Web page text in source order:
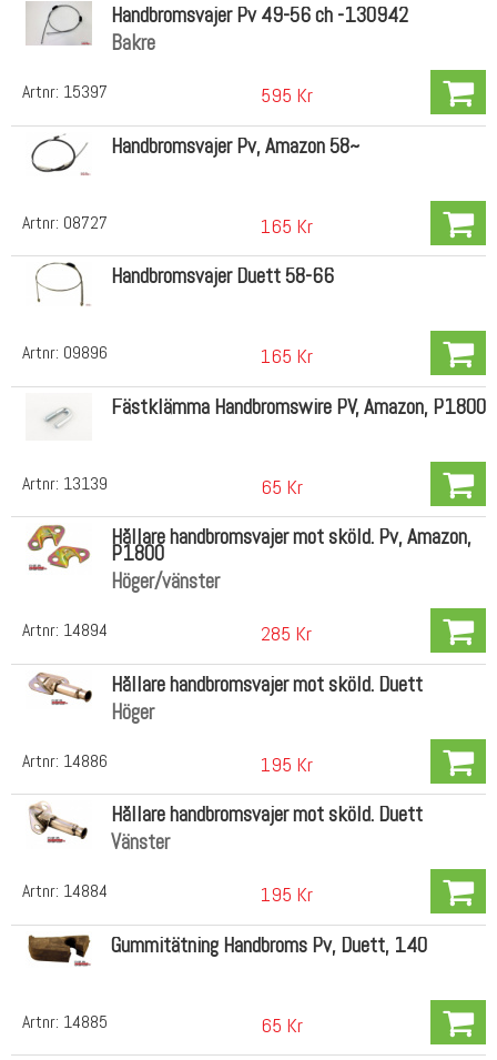
Artnr: 15397
Handbromsvajer Pv 49-56 ch -130942
Bakre
595 Kr
Artnr: 08727
Handbromsvajer Pv, Amazon 58~
165 Kr
Artnr: 09896
Handbromsvajer Duett 58-66
165 Kr
Artnr: 13139
Fästklämma Handbromswire PV, Amazon, P1800
65 Kr
Artnr: 14894
Hållare handbromsvajer mot sköld. Pv, Amazon,
P1800
Höger/vänster
285 Kr
Artnr: 14886
Hållare handbromsvajer mot sköld. Duett
Höger
195 Kr
Artnr: 14884
Hållare handbromsvajer mot sköld. Duett
Vänster
195 Kr
Artnr: 14885
Gummitätning Handbroms Pv, Duett, 140
65 Kr